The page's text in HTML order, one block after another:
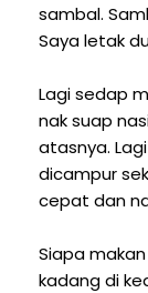
sambal.
Saya letak
Lagi sedap
nak suap
atasnya.
dicampur
cepat dan
Siapa
kadang di